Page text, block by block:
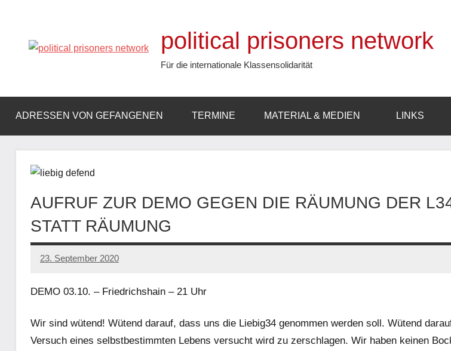
springen
political prisoners network
Für die internationale Klassensolidarität
ADRESSEN VON GEFANGENEN TERMINE MATERIAL & MEDIEN LINKS
AUFRUF ZUR DEMO GEGEN DIE RÄUMUNG DER
STATT RÄUMUNG
23. September 2020
admin
DEMO 03.10. – Friedrichshain – 21 Uhr
Wir sind wütend! Wütend darauf, dass uns die Liebig34 genommen werden soll. Wütend
Versuch eines selbstbestimmten Lebens versucht wird zu zerschlagen. Wir haben keinen